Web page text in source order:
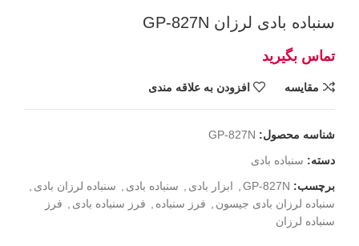
سنباده بادی لرزان GP-827N
مقايسه افزودن به علاقه مندی
شناسه محصول: GP-827N
دسته: سنباده بادی
برچسب: GP-827N ابزار بادی سنباده بادی سنباده لرزان بادی
سنباده لرزان بادی جیسون
فرز سنباده فرز سنباده بادی
فرز
سنباده لرزان